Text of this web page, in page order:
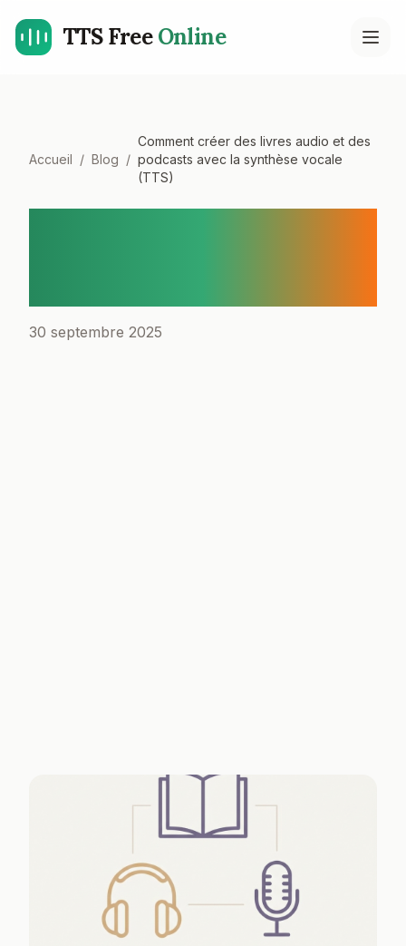
TTS FreeOnline
Accueil / Blog /
Comment créer des livres audio et des
podcasts avec la synthèse vocale
(TTS)
30 septembre 2025